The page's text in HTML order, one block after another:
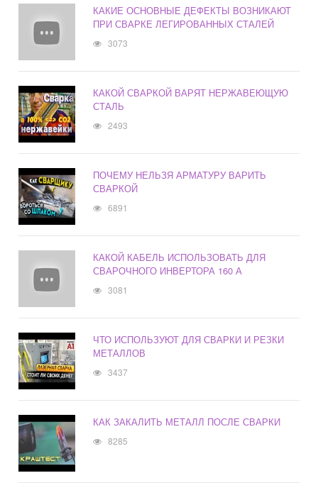
КАКИЕ ОСНОВНЫЕ ДЕФЕКТЫ ВОЗНИКАЮТ
ПРИ СВАРКЕ ЛЕГИРОВАННЫХ СТАЛЕЙ
3073
КАКОЙ СВАРКОЙ ВАРЯТ НЕРЖАВЕЮЩУЮ
СТАЛЬ
2493
ПОЧЕМУ НЕЛЬЗЯ АРМАТУРУ ВАРИТЬ
СВАРКОЙ
6891
КАКОЙ КАБЕЛЬ ИСПОЛЬЗОВАТЬ ДЛЯ
СВАРОЧНОГО ИНВЕРТОРА 160 А
3081
ЧТО ИСПОЛЬЗУЮТ ДЛЯ СВАРКИ И РЕЗКИ
МЕТАЛЛОВ
3437
КАК ЗАКАЛИТЬ МЕТАЛЛ ПОСЛЕ СВАРКИ
8285